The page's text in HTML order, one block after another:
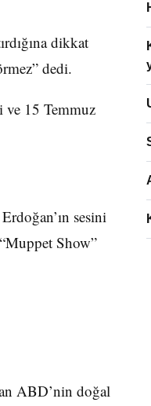
dikkat
dedi.
ve 15 Temmuz
sesini
Show”
ABD’nin doğal